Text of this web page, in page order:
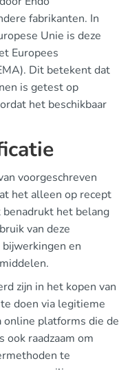
fabrikanten. In
Unie is deze
Europees
Dit betekent dat
is getest op
het beschikbaar
voorgeschreven
het alleen op recept
het belang
van deze
en
zijn in het kopen van
doen via legitieme
online platforms die de
raadzaam om
te